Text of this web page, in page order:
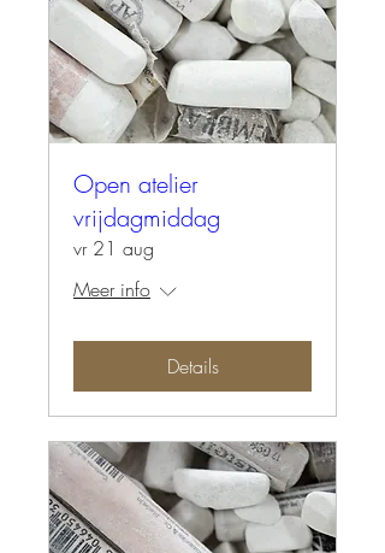
Open atelier
vrijdagmiddag
vr 21 aug
Meer info
Details